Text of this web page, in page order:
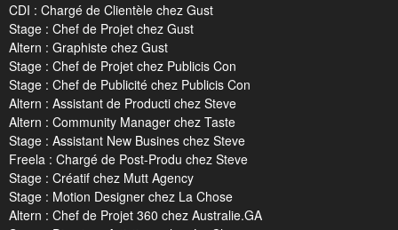
CDI : Chargé de Clientèle chez Gust
Stage : Chef de Projet chez Gust
Altern : Graphiste chez Gust
Stage : Chef de Projet chez Publicis Con
Stage : Chef de Publicité chez Publicis Con
Altern : Assistant de Producti chez Steve
Altern : Community Manager chez Taste
Stage : Assistant New Busines chez Steve
Freela : Chargé de Post-Produ chez Steve
Stage : Créatif chez Mutt Agency
Stage : Motion Designer chez La Chose
Altern : Chef de Projet 360 chez Australie.GA